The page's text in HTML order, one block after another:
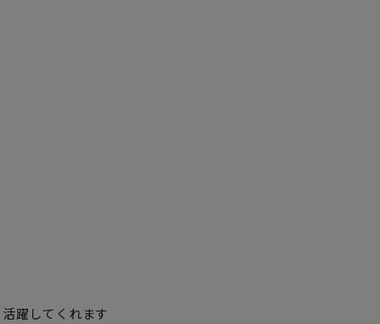
躍してくれます